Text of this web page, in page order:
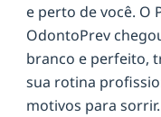
e perto de você. O
OdontoPrev
branco e perfeito,
sua rotina
motivos para